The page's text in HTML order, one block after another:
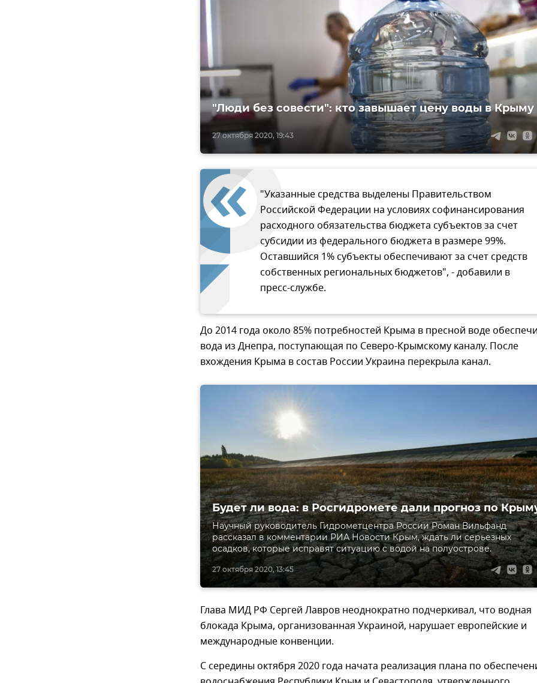
27 октября 2020, 19:43
"Люди без совести": кто завышает цену воды в Крыму
"Указанные средства выделены Правительством
Российской Федерации на условиях софинансирования
расходного обязательства бюджета субъектов за счет
субсидии из федерального бюджета в размере 99%.
Оставшийся 1% субъекты обеспечивают за счет средств
собственных региональных бюджетов", - добавили в
пресс-службе.
До 2014 года около 85% потребностей Крыма в пресной воде
вода из Днепра, поступающая по Северо-Крымскому каналу. После
вхождения Крыма в состав России Украина перекрыла канал.
27 октября 2020, 13:45
Будет ли вода: в Росгидромете дали прогноз по
Научный руководитель Гидрометцентра России Роман Вильфанд
рассказал в комментарии РИА Новости Крым, ждать ли серьезных
осадков, которые исправят ситуацию с водой на полуострове.
Глава МИД РФ Сергей Лавров неоднократно подчеркивал, что водная
блокада Крыма, организованная Украиной, нарушает европейские и
международные конвенции.
С середины октября 2020 года начата реализация плана по